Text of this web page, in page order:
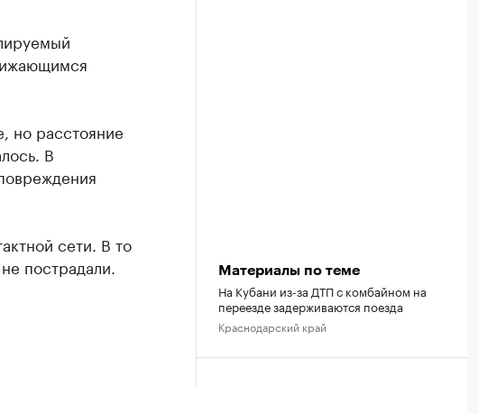
но расстояние
В
сети. В то
пострадали.
Материалы по теме
На Кубани из-за ДТП с комбайном на
переезде задерживаются поезда
Краснодарский край